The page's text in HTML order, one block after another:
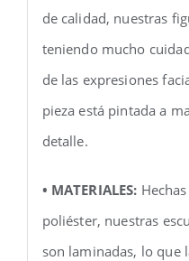
de calidad, nuestras
teniendo mucho
de las expresiones
pieza está pintada a
detalle.
• MATERIALES:
poliéster, nuestras
son laminadas, lo que